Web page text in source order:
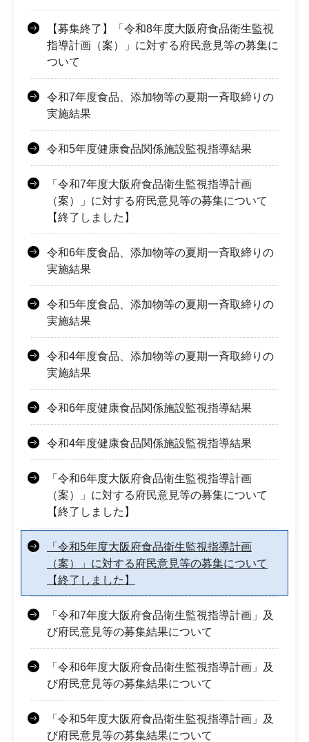
【募集終了】「令和8年度大阪府食品衛生監視
指導計画（案）」に対する府民意見等の募集に
ついて
令和7年度食品、添加物等の夏期一斉取締りの
実施結果
令和5年度健康食品関係施設監視指導結果
「令和7年度大阪府食品衛生監視指導計画
（案）」に対する府民意見等の募集について
【終了しました】
令和6年度食品、添加物等の夏期一斉取締りの
実施結果
令和5年度食品、添加物等の夏期一斉取締りの
実施結果
令和4年度食品、添加物等の夏期一斉取締りの
実施結果
令和6年度健康食品関係施設監視指導結果
令和4年度健康食品関係施設監視指導結果
「令和6年度大阪府食品衛生監視指導計画
（案）」に対する府民意見等の募集について
【終了しました】
「令和5年度大阪府食品衛生監視指導計画
（案）」に対する府民意見等の募集について
【終了しました】
「令和7年度大阪府食品衛生監視指導計画」及
び府民意見等の募集結果について
「令和6年度大阪府食品衛生監視指導計画」及
び府民意見等の募集結果について
「令和5年度大阪府食品衛生監視指導計画」及
び府民意見等の募集結果について